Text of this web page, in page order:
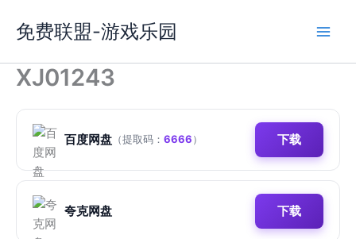
容
免费联盟-游戏乐园
XJ01243
百度网盘 （提取码： 6666） 下载
夸克网盘 下载